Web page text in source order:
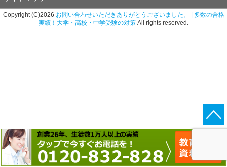
Copyright (C)2026 お問い合わせいただきありがとうございました。 | 多数の合格
実績！大学・高校・中学受験の対策 All rights reserved.